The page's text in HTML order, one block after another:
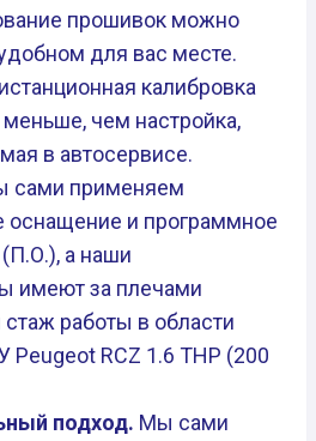
прошивок можно
для вас месте.
калибровка
чем настройка,
в автосервисе.
сами применяем
оснащение и программное
а наши
имеют за плечами
работы в области
Peugeot RCZ 1.6 THP (200
подход. Мы сами